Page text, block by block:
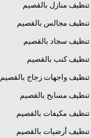
تنظيف منازل بالقصيم
تنظيف مجالس بالقصيم
تنظيف سجاد بالقصيم
تنظيف كنب بالقصيم
تنظيف واجهات زجاج بالقصيم
تنظيف مسابح بالقصيم
تنظيف مكيفات بالقصيم
تنظيف أرضيات بالقصيم